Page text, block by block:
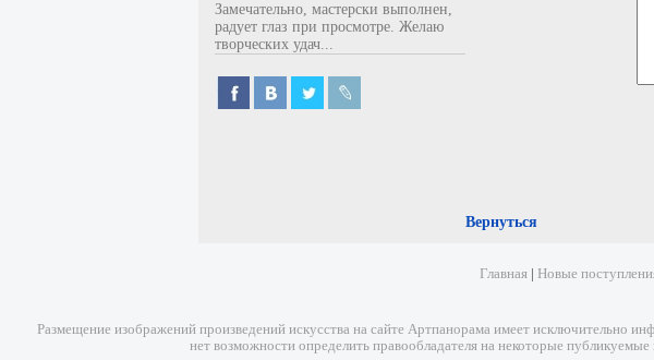
Замечательно, мастерски выполнен,
радует глаз при просмотре. Желаю
творческих удач...
Вернуться
Главная Новые
Размещение изображений произведений искусства на сайте Артпанорама имеет исключительно
нет возможности определить правообладателя на некоторые